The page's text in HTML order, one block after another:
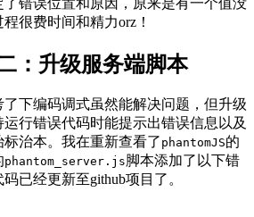
很费时间和精力orz！
：升级服务端脚本
下编码调式虽然能解决问题，但升级
行错误代码时能提示出错误信息以及
治本。我在重新查看了 phantomJS的
phantom_server.js脚本添加了以下错
已经更新至github项目了。